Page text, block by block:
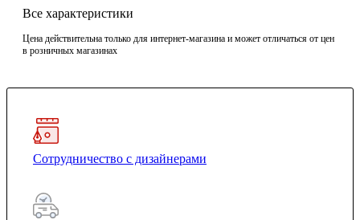
Все характеристики
Цена действительна только для интернет-магазина и может отличаться от цен
в розничных магазинах
Сотрудничество с дизайнерами